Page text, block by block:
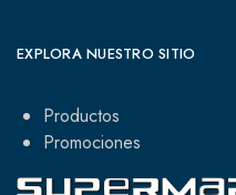
EXPLORA NUESTRO SITIO
Productos
Promociones